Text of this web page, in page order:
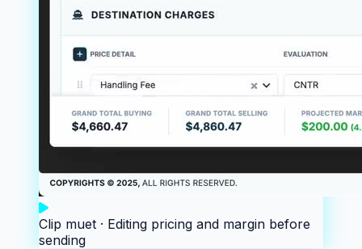
Clip muet · Editing pricing and margin before
sending